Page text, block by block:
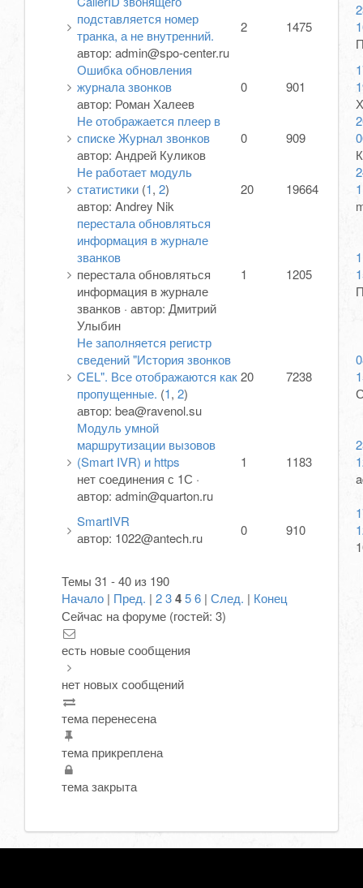
подставляется номер
транка, а не внутренний.
автор: admin@spo-center.ru
2 1475
Ошибка обновления
журнала звонков
автор: Роман Халеев
0 901
Не отображается плеер в
списке Журнал звонков
автор: Андрей Куликов
0 909
Не работает модуль
статистики (1, 2)
автор: Andrey Nik
20 19664
перестала обновляться
информация в журнале
званков
перестала обновляться
информация в журнале
званков · автор: Дмитрий
Улыбин
1 1205
Не заполняется регистр
сведений "История звонков
CEL". Все отображаются как
пропущенные. (1, 2)
автор: bea@ravenol.su
20 7238
Модуль умной
маршрутизации вызовов
(Smart IVR) и https
нет соединения с 1С ·
автор: admin@quarton.ru
1 1183
SmartIVR
автор: 1022@antech.ru 0 910
Темы 31 - 40 из 190
Начало | Пред. | 23456 | След. | Конец
Сейчас на форуме (гостей: 3)
есть новые сообщения
нет новых сообщений
тема перенесена
тема прикреплена
тема закрыта